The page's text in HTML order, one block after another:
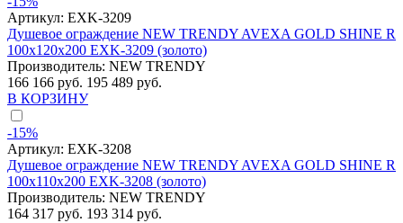
Артикул: EXK-3209
Душевое ограждение NEW TRENDY AVEXA GOLD SHINE R
100x120x200 EXK-3209 (золото)
Производитель: NEW TRENDY
166 166 руб. 195 489 руб.
В КОРЗИНУ
-15%
Артикул: EXK-3208
Душевое ограждение NEW TRENDY AVEXA GOLD SHINE R
100x110x200 EXK-3208 (золото)
Производитель: NEW TRENDY
164 317 руб. 193 314 руб.